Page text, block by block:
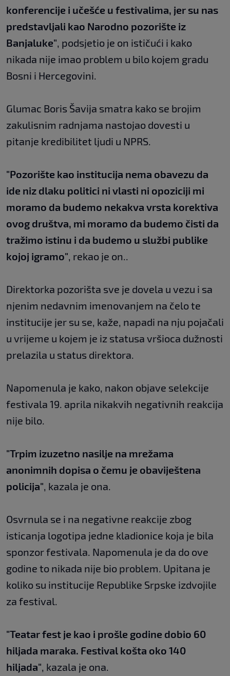
konferencije i učešće u festivalima, jer su nas
predstavljali kao Narodno pozorište iz
Banjaluke", podsjetio je on ističući i kako
nikada nije imao problem u bilo kojem gradu
Bosni i Hercegovini.
Glumac Boris Šavija smatra kako se brojim
zakulisnim radnjama nastojao dovesti u
pitanje kredibilitet ljudi u NPRS.
"Pozorište kao institucija nema obavezu da
ide niz dlaku politici ni vlasti ni opoziciji mi
moramo da budemo nekakva vrsta korektiva
ovog društva, mi moramo da budemo čisti da
tražimo istinu i da budemo u službi publike
kojoj igramo", rekao je on..
Direktorka pozorišta sve je dovela u vezu i sa
njenim nedavnim imenovanjem na čelo te
institucije jer su se, kaže, napadi na nju pojačali
u vrijeme u kojem je iz statusa vršioca dužnosti
prelazila u status direktora.
Napomenula je kako, nakon objave selekcije
festivala 19. aprila nikakvih negativnih reakcija
nije bilo.
"Trpim izuzetno nasilje na mrežama
anonimnih dopisa o čemu je obaviještena
policija", kazala je ona.
Osvrnula se i na negativne reakcije zbog
isticanja logotipa jedne kladionice koja je bila
sponzor festivala. Napomenula je da do ove
godine to nikada nije bio problem. Upitana je
koliko su institucije Republike Srpske izdvojile
za festival.
"Teatar fest je kao i prošle godine dobio 60
hiljada maraka. Festival košta oko 140
hiljada", kazala je ona.